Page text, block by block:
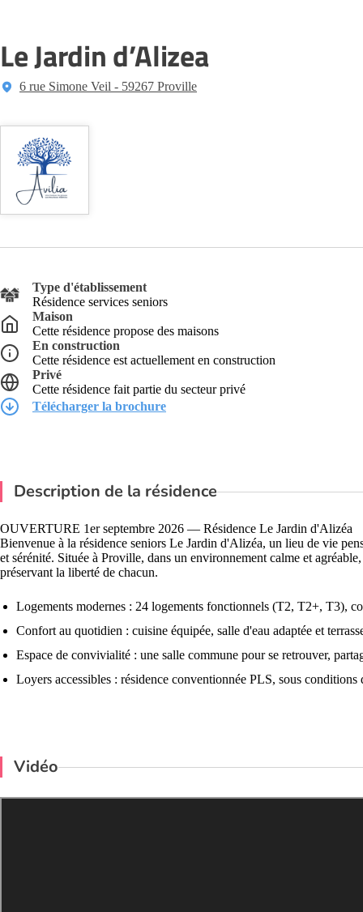
Le Jardin d’Alizea
6 rue Simone Veil - 59267 Proville
Type d'établissement
Résidence services seniors
Maison
Cette résidence propose des maisons
En construction
Cette résidence est actuellement en construction
Privé
Cette résidence fait partie du secteur privé
Télécharger la brochure
Description de la résidence
OUVERTURE 1er septembre 2026 — Résidence Le Jardin d'Alizéa
Bienvenue à la résidence seniors Le Jardin d'Alizéa, un lieu de vie
et sérénité. Située à Proville, dans un environnement calme et
préservant la liberté de chacun.
Logements modernes : 24 logements fonctionnels (T2, T2+, T3),
Confort au quotidien : cuisine équipée, salle d'eau adaptée et
Espace de convivialité : une salle commune pour se retrouver,
Loyers accessibles : résidence conventionnée PLS, sous conditions
Vidéo